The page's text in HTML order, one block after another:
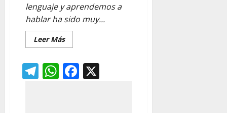
lenguaje y aprendemos a
hablar ha sido muy...
Leer MásLeer
más
Manual
del
lenguaje
Telegram
WhatsApp
Facebook